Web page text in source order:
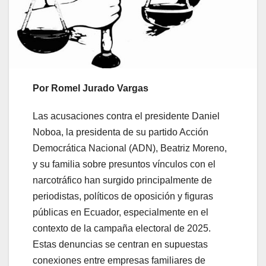
Por Romel Jurado Vargas
Las acusaciones contra el presidente Daniel
Noboa, la presidenta de su partido Acción
Democrática Nacional (ADN), Beatriz Moreno,
y su familia sobre presuntos vínculos con el
narcotráfico han surgido principalmente de
periodistas, políticos de oposición y figuras
públicas en Ecuador, especialmente en el
contexto de la campaña electoral de 2025.
Estas denuncias se centran en supuestas
conexiones entre empresas familiares de